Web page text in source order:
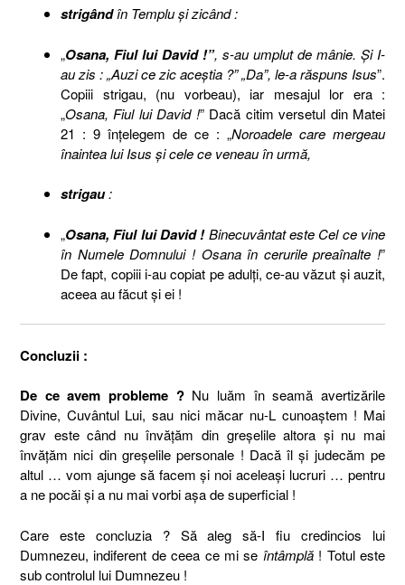
strigândîn Templu şi zicând :
„Osana, Fiul lui David !”, s-au umplut de mânie. Şi I-
au zis : „Auzi ce zic aceştia ?” „Da”, le-a răspuns Isus”.
Copiii strigau, (nu vorbeau), iar mesajul lor era :
„Osana, Fiul lui David !” Dacă citim versetul din Matei
21 : 9 înţelegem de ce : „Noroadele care mergeau
înaintea lui Isus şi cele ce veneau în urmă,
strigau:
„Osana, Fiul lui David !Binecuvântat este Cel ce vine
în Numele Domnului ! Osana în cerurile preaînalte !”
De fapt, copiii i-au copiat pe adulţi, ce-au văzut şi auzit,
aceea au făcut şi ei !
Concluzii :
De ce avem probleme ?Nu luăm în seamă avertizările
Divine, Cuvântul Lui, sau nici măcar nu-L cunoaştem ! Mai
grav este când nu învăţăm din greşelile altora şi nu mai
învăţăm nici din greşelile personale ! Dacă îl şi judecăm pe
altul … vom ajunge să facem şi noi aceleaşi lucruri … pentru
a ne pocăi şi a nu mai vorbi aşa de superficial !
Care este concluzia ? Să aleg să-I fiu credincios lui
Dumnezeu, indiferent de ceea ce mi se întâmplă! Totul este
sub controlul lui Dumnezeu !